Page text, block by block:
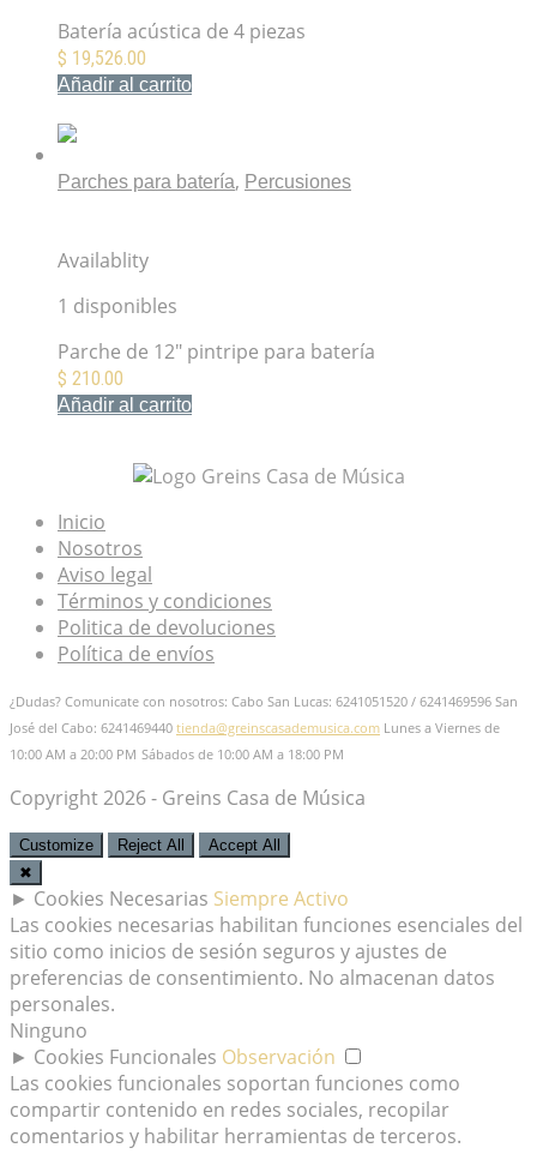
Batería acústica de 4 piezas
$ 19,526.00
Añadir al carrito
Parches para batería, Percusiones
Availablity
1 disponibles
Parche de 12" pintripe para batería
$ 210.00
Añadir al carrito
Inicio
Nosotros
Aviso legal
Términos y condiciones
Politica de devoluciones
Política de envíos
¿Dudas? Comunicate con nosotros: Cabo San Lucas: 6241051520 / 6241469596 San
José del Cabo: 6241469440 tienda@greinscasademusica.com Lunes a Viernes de
10:00 AM a 20:00 PM Sábados de 10:00 AM a 18:00 PM
Copyright 2026 - Greins Casa de Música
Customize Reject All
Accept All
✖
► Cookies Necesarias Siempre Activo
Las cookies necesarias habilitan funciones esenciales del
sitio como inicios de sesión seguros y ajustes de
preferencias de consentimiento. No almacenan datos
personales.
Ninguno
► Cookies Funcionales Observación
Las cookies funcionales soportan funciones como
compartir contenido en redes sociales, recopilar
comentarios y habilitar herramientas de terceros.